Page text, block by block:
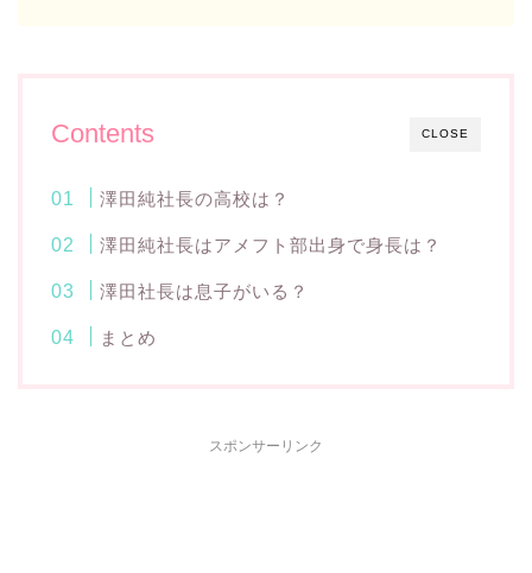
CLOSE
Contents
澤田純社長の高校は？
澤田純社長はアメフト部出身で身長は？
澤田社長は息子がいる？
まとめ
スポンサーリンク